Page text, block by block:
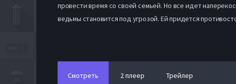
провести время со своей семьей. Но все идет
ведьмы становится под угрозой. Ей придется
Смотреть 2 плеер Трейлер